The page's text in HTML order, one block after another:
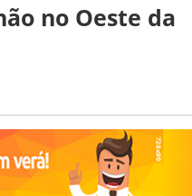
no Oeste da